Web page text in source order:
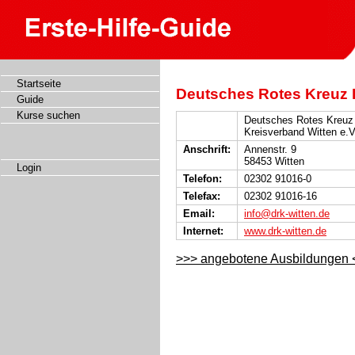
Startseite
Guide
Kurse suchen
Login
Deutsches Rotes Kreuz
Deutsches Rotes Kreuz
Kreisverband Witten
Anschrift:
Annenstr. 9
58453 Witten
Telefon:
02302 91016-0
Telefax:
02302 91016-16
Email:
info@drk-witten.de
Internet:
www.drk-witten.de
>>> angebotene Ausbildungen